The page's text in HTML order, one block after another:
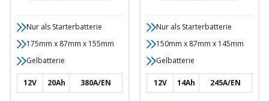
Nur als Starterbatterie
175mm x 87mm x 155mm
Gelbatterie
12V 20Ah 380A/EN
Nur als Starterbatterie
150mm x 87mm x 145mm
Gelbatterie
12V 14Ah 245A/EN